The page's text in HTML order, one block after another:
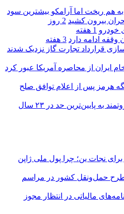
به هم ریخت اما آرامکو بیشترین سود
بیرون کشید 2 روز
خودرو 1 هفته
ادامه دارد 3 هفته
قرارداد تجارت گاز نزدیک شدند
هرمز پس از اعلام توافق صلح
ذخایر نفت کشورهای ثروتمند به پایین‌ترین حد در ۲۳ سال
برای نجات ین؛ چرا پول ملی ژاپن
طرح حمل‌ونقل کشور در مراسم
مالیاتی در انتظار مجوز